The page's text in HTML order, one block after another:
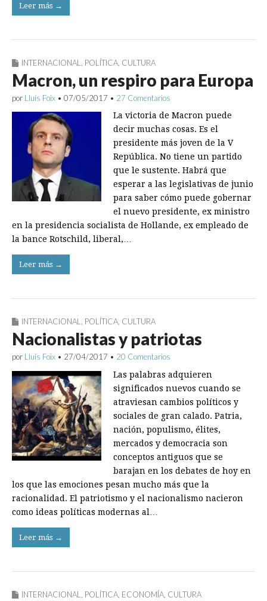
Leer más →
INTERNACIONAL POLÍTICA CULTURA
Macron, un respiro para Europa
por Lluís Foix • 07/05/2017 • 27 Comentarios
La victoria de Macron puede
decir muchas cosas. Es el
presidente más joven de la V
República. No tiene un partido
que le sustente. Habrá que
esperar a las legislativas de junio
para saber cómo puede gobernar
el nuevo presidente, ex ministro
en la presidencia socialista de Hollande, ex empleado de
la bance Rotschild, liberal,…
Leer más →
INTERNACIONAL, POLÍTICA, CULTURA
Nacionalistas y patriotas
por Lluís Foix • 27/04/2017 • 20 Comentarios
Las palabras adquieren
significados nuevos cuando se
atraviesan cambios políticos y
sociales de gran calado. Patria,
nación, populismo, élites,
mercados y democracia son
conceptos antiguos que se
barajan en los debates de hoy en
los que las emociones pesan mucho más que la
racionalidad. El patriotismo y el nacionalismo nacieron
como ideas políticas modernas al…
Leer más →
INTERNACIONAL POLÍTICA ECONOMÍA CULTURA